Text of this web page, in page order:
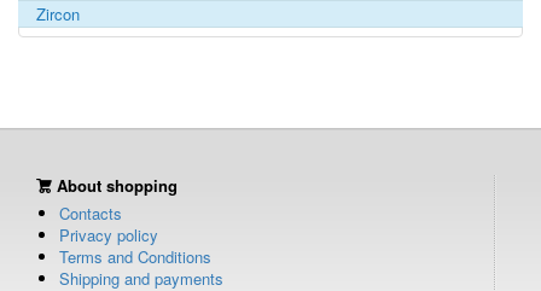
Zircon
About shopping
Contacts
Privacy policy
Terms and Conditions
Shipping and payments